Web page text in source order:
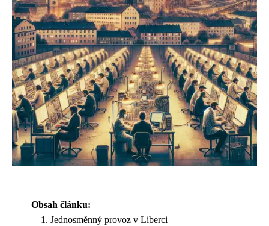
Obsah článku:
Jednosměnný provoz v Liberci